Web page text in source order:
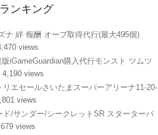
ンキング
ナ 絆 報酬 オーブ取得代行(最大495個)
views
iGameGuardian購入代行モンスト ツムツ
4,190 views
リエセールさいたまスーパーアリーナ11-20-
views
ド/サンダー/シークレットSR スターターパ
views